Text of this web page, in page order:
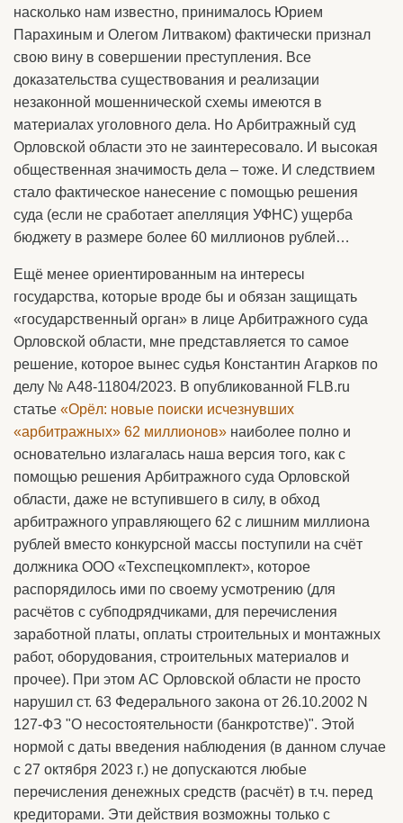
насколько нам известно, принималось Юрием
Парахиным и Олегом Литваком) фактически признал
свою вину в совершении преступления. Все
доказательства существования и реализации
незаконной мошеннической схемы имеются в
материалах уголовного дела. Но Арбитражный суд
Орловской области это не заинтересовало. И высокая
общественная значимость дела – тоже. И следствием
стало фактическое нанесение с помощью решения
суда (если не сработает апелляция УФНС) ущерба
бюджету в размере более 60 миллионов рублей…
Ещё менее ориентированным на интересы
государства, которые вроде бы и обязан защищать
«государственный орган» в лице Арбитражного суда
Орловской области, мне представляется то самое
решение, которое вынес судья Константин Агарков по
делу № А48-11804/2023. В опубликованной FLB.ru
статье «Орёл: новые поиски исчезнувших
«арбитражных» 62 миллионов» наиболее полно и
основательно излагалась наша версия того, как с
помощью решения Арбитражного суда Орловской
области, даже не вступившего в силу, в обход
арбитражного управляющего 62 с лишним миллиона
рублей вместо конкурсной массы поступили на счёт
должника ООО «Техспецкомплект», которое
распорядилось ими по своему усмотрению (для
расчётов с субподрядчиками, для перечисления
заработной платы, оплаты строительных и монтажных
работ, оборудования, строительных материалов и
прочее). При этом АС Орловской области не просто
нарушил ст. 63 Федерального закона от 26.10.2002 N
127-ФЗ "О несостоятельности (банкротстве)". Этой
нормой с даты введения наблюдения (в данном случае
с 27 октября 2023 г.) не допускаются любые
перечисления денежных средств (расчёт) в т.ч. перед
кредиторами. Эти действия возможны только с